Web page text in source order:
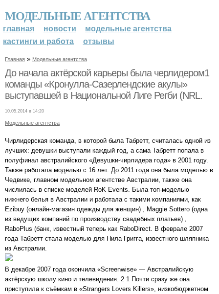
МОДЕЛЬНЫЕ АГЕНТСТВА
главная новости
модельные агентства
кастинги и работа
отзывы
Главная » Модельные агентства
До начала актёрской карьеры была черлидером1
команды «Кронулла-Сазерлендские акулы»
выступавшей в Национальной Лиге Регби (NRL.
10.05.2014 в 14:20
Модельные агентства
Чирлидерская команда, в которой была Табретт, считалась одной из
лучших: девушки выступали каждый год, а сама Табретт попала в
полуфинал австралийского «Девушки-чирлидера года» в 2001 году.
Также работала моделью с 16 лет. До 2011 года она была моделью в
Чедвике, главном модельном агентстве Австралии, также она
числилась в списке моделей RoK Events. Была топ-моделью
нижнего белья в Австралии и работала с такими компаниями, как
Ezibuy (онлайн-магазин одежды для женщин) , Maggie Sottero (одна
из ведущих компаний по производству свадебных платьев) ,
RaboPlus (банк, известный теперь как RaboDirect. В феврале 2007
года Табретт стала моделью для Нила Григга, известного шляпника
из Австралии.
В декабре 2007 года окончила «Screenwise» — Австралийскую
актёрскую школу кино и телевидения. 2 1 Почти сразу же она
приступила к съёмкам в «Strangers Lovers Killers», низкобюджетном